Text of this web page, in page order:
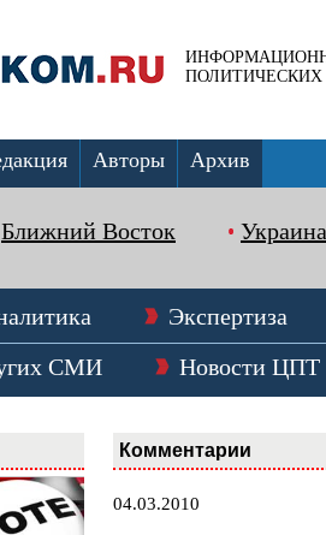
Авторы Архив
Ближний Восток Украина
Экспертиза
СМИ Новости ЦПТ
Комментарии
04.03.2010